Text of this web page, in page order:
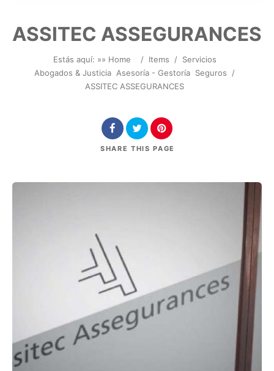
ASSITEC ASSEGURANCES
Estás aquí: »» Home / Items / Servicios
Abogados & Justicia Asesoría - Gestoría Seguros
/
ASSITEC ASSEGURANCES
SHARE THIS PAGE